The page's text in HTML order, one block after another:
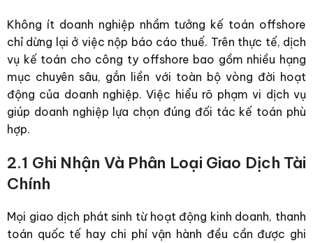
Không ít doanh nghiệp nhầm tưởng kế toán offshore
chỉ dừng lại ở việc nộp báo cáo thuế. Trên thực tế, dịch
vụ kế toán cho công ty offshore bao gồm nhiều hạng
mục chuyên sâu, gắn liền với toàn bộ vòng đời hoạt
động của doanh nghiệp. Việc hiểu rõ phạm vi dịch vụ
giúp doanh nghiệp lựa chọn đúng đối tác kế toán phù
hợp.
2.1 Ghi Nhận Và Phân Loại Giao Dịch Tài
Chính
Mọi giao dịch phát sinh từ hoạt động kinh doanh, thanh
toán quốc tế hay chi phí vận hành đều cần được ghi